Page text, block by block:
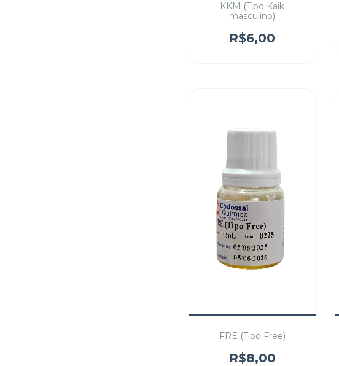
KKM (Tipo Kaik
masculino)
R$6,00
FRE (Tipo Free)
R$8,00